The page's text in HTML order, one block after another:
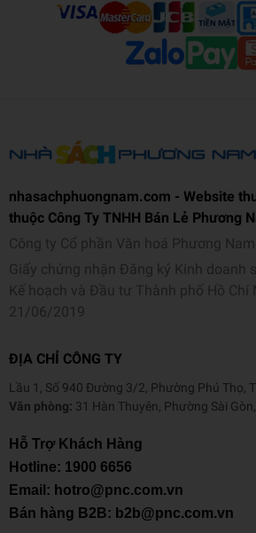
nhasachphuongnam.com - Website
thuộc Công Ty TNHH Bán Lẻ Phương
Công ty Cổ phần Văn hoá Phương Nam
Giấy chứng nhận Đăng ký Kinh doanh
Kế hoạch và Đầu tư Thành phố Hồ Chí
21/06/2019
ĐỊA CHỈ CÔNG TY
Lầu 1, Số 940 Đường 3/2, Phường Phú Thọ,
Văn phòng: 31 Hàn Thuyên, Phường Sài
Hỗ Trợ Khách Hàng
Hotline: 1900 6656
Email: hotro@pnc.com.vn
Bán hàng B2B: b2b@pnc.com.vn